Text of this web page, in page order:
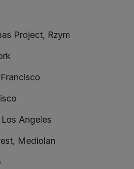
Project, Rzym
Angeles
Mediolan